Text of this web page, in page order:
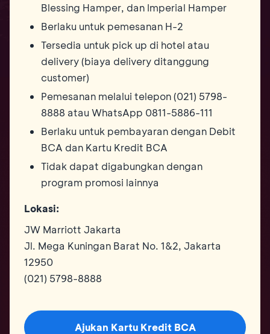
Blessing Hamper, dan Imperial Hamper
Berlaku untuk pemesanan H-2
Tersedia untuk pick up di hotel atau
delivery (biaya delivery ditanggung
customer)
Pemesanan melalui telepon (021) 5798-
8888 atau WhatsApp 0811-5886-111
Berlaku untuk pembayaran dengan Debit
BCA dan Kartu Kredit BCA
Tidak dapat digabungkan dengan
program promosi lainnya
Lokasi:
JW Marriott Jakarta
Jl. Mega Kuningan Barat No. 1&2, Jakarta
12950
(021) 5798-8888
Ajukan Kartu Kredit BCA